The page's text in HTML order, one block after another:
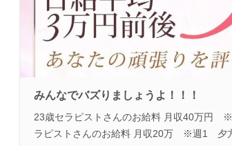
みんなでバズりましょうよ！！！
23歳セラピストさんのお給料 月収40万円
ラピストさんのお給料 月収20万 ※週1 夕